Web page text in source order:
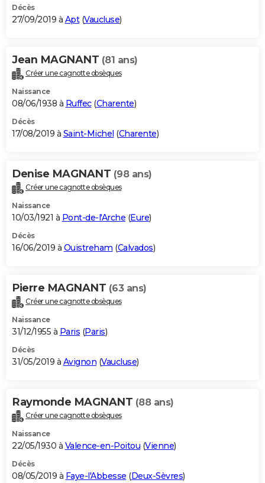
Décès
27/09/2019 à Apt(Vaucluse)
Jean MAGNANT (81 ans)
Créer une cagnotte obsèques
Naissance
08/06/1938 à Ruffec(Charente)
Décès
17/08/2019 à Saint-Michel (Charente)
Denise MAGNANT (98 ans)
Créer une cagnotte obsèques
Naissance
10/03/1921 à Pont-de-l'Arche (Eure)
Décès
16/06/2019 à Ouistreham (Calvados)
Pierre MAGNANT (63 ans)
Créer une cagnotte obsèques
Naissance
31/12/1955 à Paris (Paris)
Décès
31/05/2019 à Avignon (Vaucluse)
Raymonde MAGNANT (88 ans)
Créer une cagnotte obsèques
Naissance
22/05/1930 à Valence-en-Poitou (Vienne)
Décès
08/05/2019 à Faye-l'Abbesse (Deux-Sèvres)